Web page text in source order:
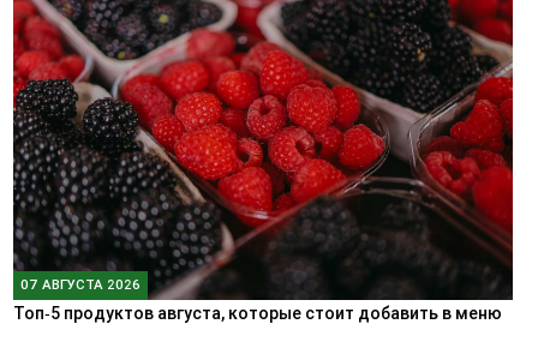
07 АВГУСТА 2026
Топ‑5 продуктов августа, которые стоит добавить в меню